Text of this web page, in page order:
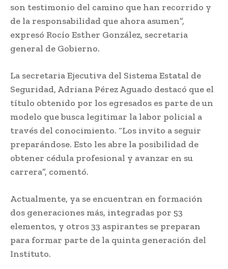
son testimonio del camino que han recorrido y
de la responsabilidad que ahora asumen”,
expresó Rocío Esther González, secretaria
general de Gobierno.
La secretaria Ejecutiva del Sistema Estatal de
Seguridad, Adriana Pérez Aguado destacó que el
título obtenido por los egresados es parte de un
modelo que busca legitimar la labor policial a
través del conocimiento. “Los invito a seguir
preparándose. Esto les abre la posibilidad de
obtener cédula profesional y avanzar en su
carrera”, comentó.
Actualmente, ya se encuentran en formación
dos generaciones más, integradas por 53
elementos, y otros 33 aspirantes se preparan
para formar parte de la quinta generación del
Instituto.